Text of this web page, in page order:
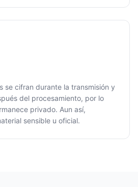
se cifran durante la transmisión y
del procesamiento, por lo
privado. Aun así,
sensible u oficial.